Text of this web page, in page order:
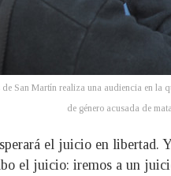
San Martín realiza una audiencia en
de género acusada de
el juicio en libertad.
el juicio: iremos a un